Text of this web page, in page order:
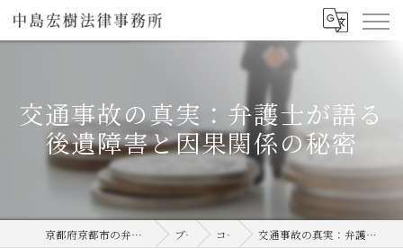
交通事故の真実：弁護士が語る
後遺障害と因果関係の秘密
京都府京都市の弁護士なら中島宏樹法律事務所 ブログ コラム 交通事故の真実：弁護士が語る後遺障害と因果関係の秘密